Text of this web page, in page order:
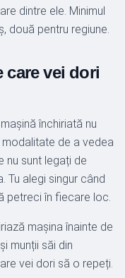
dintre ele. Minimul
două pentru regiune.
care vei dori
închiriată nu
de a vedea
nu sunt legați de
Tu alegi singur când
petreci în fiecare loc.
mașina înainte de
munții săi din
vei dori să o repeți.